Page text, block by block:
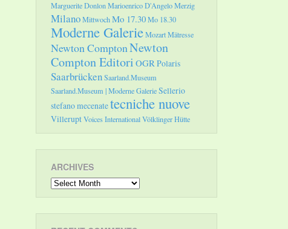
Marguerite DonlonMarioenrico D'AngeloMerzig
MilanoMittwochMo 17.30Mo 18.30
Moderne GalerieMozartMätresse
Newton ComptonNewton
Compton Editori OGRPolaris
SaarbrückenSaarland.Museum
Saarland.Museum | Moderne GalerieSellerio
stefano mecenatetecniche nuove
VilleruptVoices InternationalVölklinger Hütte
ARCHIVES
Archives